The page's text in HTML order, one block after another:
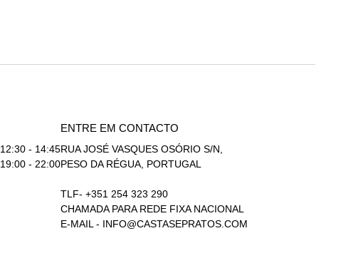
12:30 - 14:45
19:00 - 22:00
ENTRE EM CONTACTO
RUA JOSÉ VASQUES OSÓRIO S/N,
PESO DA RÉGUA, PORTUGAL
TLF- +351 254 323 290
CHAMADA PARA REDE FIXA NACIONAL
E-MAIL - INFO@CASTASEPRATOS.COM